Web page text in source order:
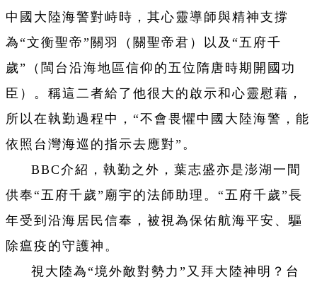
中國大陸海警對峙時，其心靈導師與精神支撐
為“文衡聖帝”關羽（關聖帝君）以及“五府千
歲”（閩台沿海地區信仰的五位隋唐時期開國功
臣）。稱這二者給了他很大的啟示和心靈慰藉，
所以在執勤過程中，“不會畏懼中國大陸海警，能
依照台灣海巡的指示去應對”。
BBC介紹，執勤之外，葉志盛亦是澎湖一間
供奉“五府千歲”廟宇的法師助理。“五府千歲”長
年受到沿海居民信奉，被視為保佑航海平安、驅
除瘟疫的守護神。
視大陸為“境外敵對勢力”又拜大陸神明？台